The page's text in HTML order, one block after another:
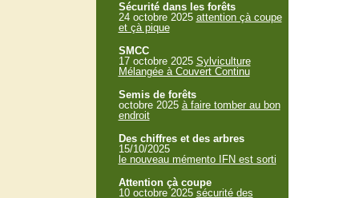
Sécurité dans les forêts
24 octobre 2025 attention çà coupe
et çà pique
SMCC
17 octobre 2025 Sylviculture
Mélangée à Couvert Continu
Semis de forêts
octobre 2025 à faire tomber au bon
endroit
Des chiffres et des arbres
15/10/2025
le nouveau mémento IFN est sorti
Attention çà coupe
10 octobre 2025 sécurité des